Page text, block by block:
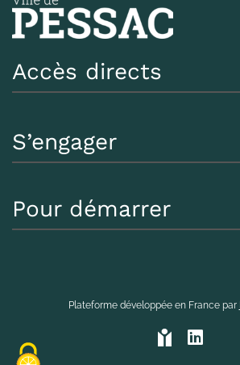
Accès directs
S’engager
Pour démarrer
Plateforme développée en France par